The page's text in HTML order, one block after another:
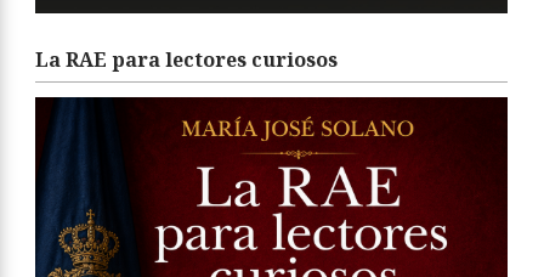
La RAE para lectores curiosos